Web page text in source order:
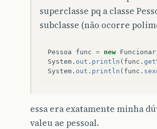
superclasse pq a classe
subclasse (não ocorre
Pessoa func = new
System . out . println ( func .
System . out . println ( func .
essa era exatamente minha
valeu ae pessoal.